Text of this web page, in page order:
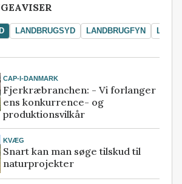
LANDBRUGSYD LANDBRUGFYN
CAP-I-DANMARK
Fjerkræbranchen: - Vi forlanger
ens konkurrence- og
produktionsvilkår
KVÆG
Snart kan man søge tilskud til
naturprojekter